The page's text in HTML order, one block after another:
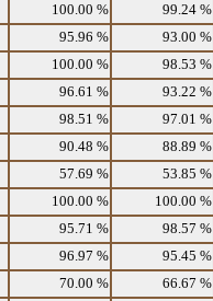
100.00 % 99.24 %
95.96 % 93.00 %
100.00 % 98.53 %
96.61 % 93.22 %
98.51 % 97.01 %
90.48 % 88.89 %
57.69 % 53.85 %
100.00 % 100.00 %
95.71 % 98.57 %
96.97 % 95.45 %
70.00 % 66.67 %